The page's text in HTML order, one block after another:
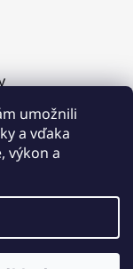
umožnili
a vďaka
výkon a
ich
12. 8. 2026 v